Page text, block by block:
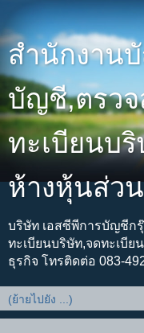
สำนักงาน
บัญชี,ตรว
ทะเบียนบ
ห้างหุ้นส่วน
บริษัท เอสซีพีการบัญชีก
ทะเบียนบริษัท,จดทะเบีย
ธุรกิจ โทรติดต่อ 083-